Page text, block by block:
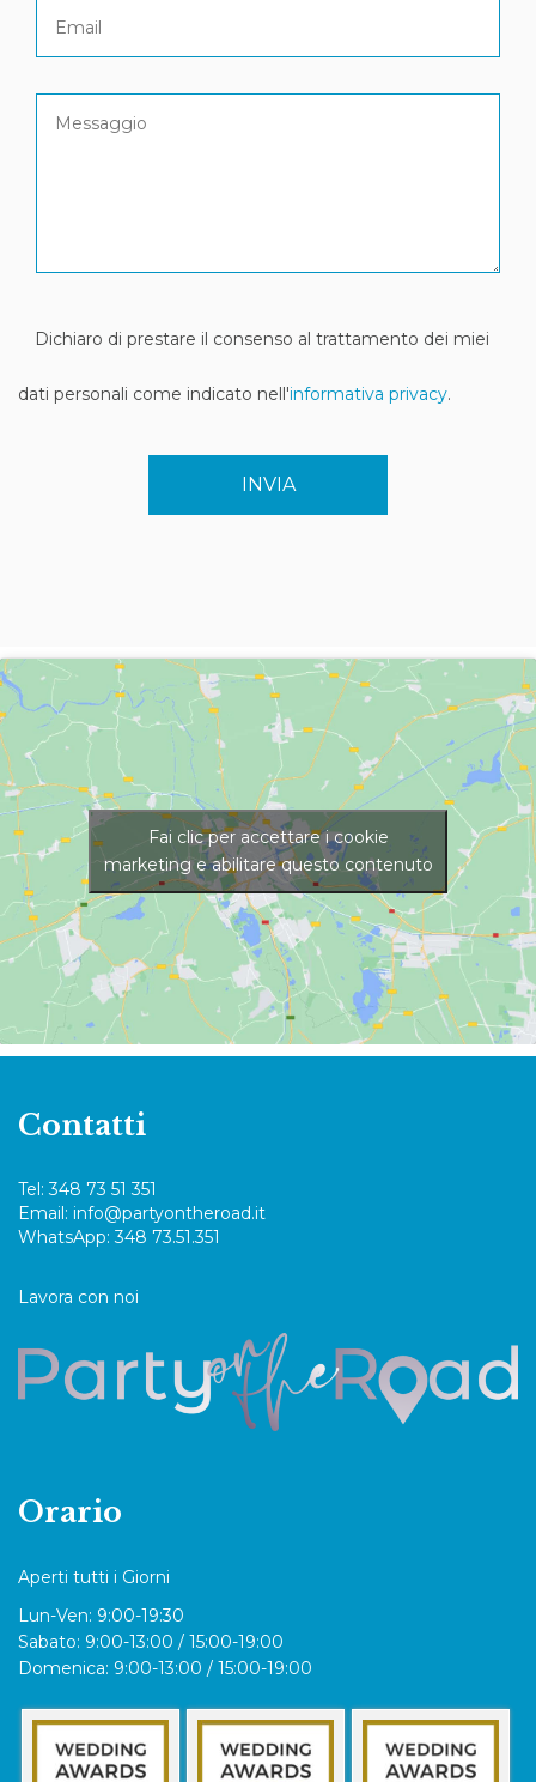
Dichiaro di prestare il consenso al trattamento dei miei
dati personali come indicato nell'informativa privacy.
Fai clic per accettare i cookie
marketing e abilitare questo contenuto
Contatti
Tel: 348 73 51 351
Email: info@partyontheroad.it
WhatsApp: 348 73.51.351
Lavora con noi
Orario
Aperti tutti i Giorni
Lun-Ven: 9:00-19:30
Sabato: 9:00-13:00 / 15:00-19:00
Domenica: 9:00-13:00 / 15:00-19:00